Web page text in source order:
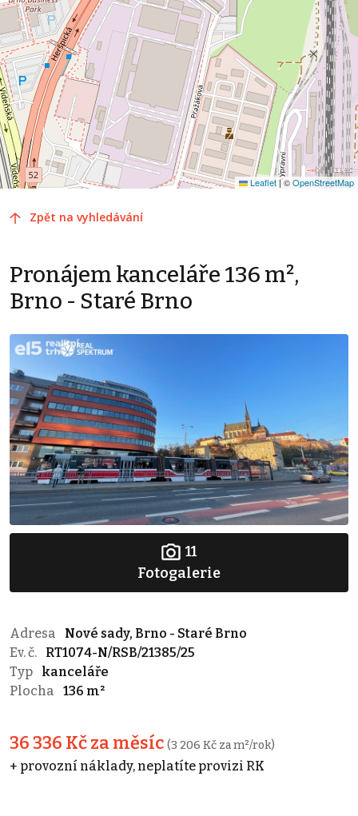
Leaflet|©OpenStreetMap
Zpět na vyhledávání
Pronájem kanceláře 136 m²,
Brno - Staré Brno
11
Fotogalerie
Adresa
Nové sady, Brno - Staré Brno
Ev. č.
RT1074-N/RSB/21385/25
Typ
kanceláře
Plocha
136 m²
36 336 Kč za měsíc (3 206 Kč za m²/rok)
+ provozní náklady, neplatíte provizi RK